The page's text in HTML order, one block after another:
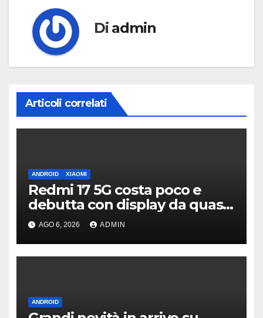
Di admin
Articoli correlati
ANDROID XIAOMI
Redmi 17 5G costa poco e
debutta con display da quasi
7 pollici e batteria enorme
AGO 6, 2026 ADMIN
ANDROID